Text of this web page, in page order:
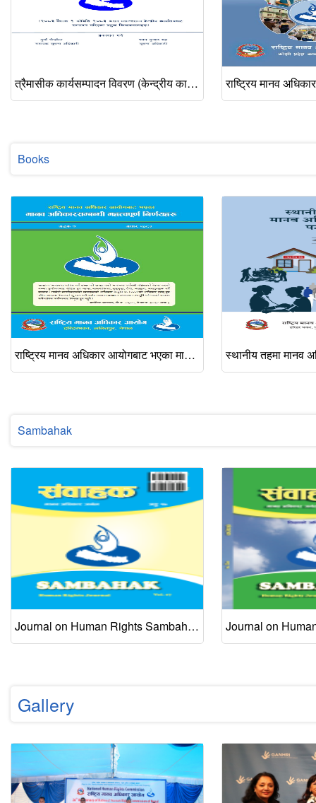
त्रैमासीक कार्यसम्पादन विवरण (केन्द्रीय कार्यालयका प्रमुख क्रियाकलापहरू), वैशाख–असार २०८३
Books
राष्ट्रिय मानव अधिकार आयोगबाट भएका मानव अधिकारसम्बन्धी महत्वपूर्ण निर्णयहरु, अङ्क ७, असार २०८३
Sambahak
Journal on Human Rights Sambahak Vol. 17, Dec 2020
Gallery